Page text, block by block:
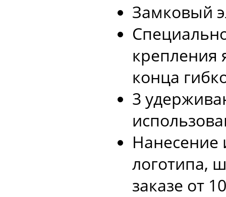
Замковый
крепления
конца
3
Нанесение
логотипа,
заказе от